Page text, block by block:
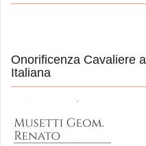
Onorificenza Cavaliere
Italiana